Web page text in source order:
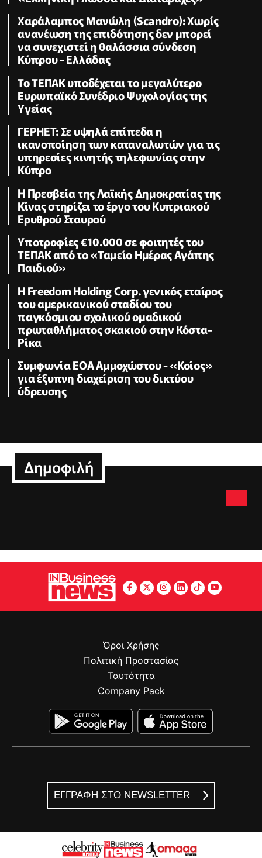
Χαράλαμπος Μανώλη (Scandro): Χωρίς
ανανέωση της επιδότησης δεν μπορεί
να συνεχιστεί η θαλάσσια σύνδεση
Κύπρου - Ελλάδας
Το ΤΕΠΑΚ υποδέχεται το μεγαλύτερο
Ευρωπαϊκό Συνέδριο Ψυχολογίας της
Υγείας
ΓΕΡΗΕΤ: Σε υψηλά επίπεδα η
ικανοποίηση των καταναλωτών για τις
υπηρεσίες κινητής τηλεφωνίας στην
Κύπρο
Η Πρεσβεία της Λαϊκής Δημοκρατίας της
Κίνας στηρίζει το έργο του Κυπριακού
Ερυθρού Σταυρού
Υποτροφίες €10.000 σε φοιτητές του
ΤΕΠΑΚ από το «Ταμείο Ημέρας Αγάπης
Παιδιού»
Η Freedom Holding Corp. γενικός εταίρος
του αμερικανικού σταδίου του
παγκόσμιου σχολικού ομαδικού
πρωταθλήματος σκακιού στην Κόστα-
Ρίκα
Συμφωνία ΕΟΑ Αμμοχώστου - «Κοίος»
για έξυπνη διαχείριση του δικτύου
ύδρευσης
Δημοφιλή
ΕΓΓΡΑΦΗ ΣΤΟ NEWSLETTER
Όροι Χρήσης
Πολιτική Προστασίας
Ταυτότητα
Company Pack